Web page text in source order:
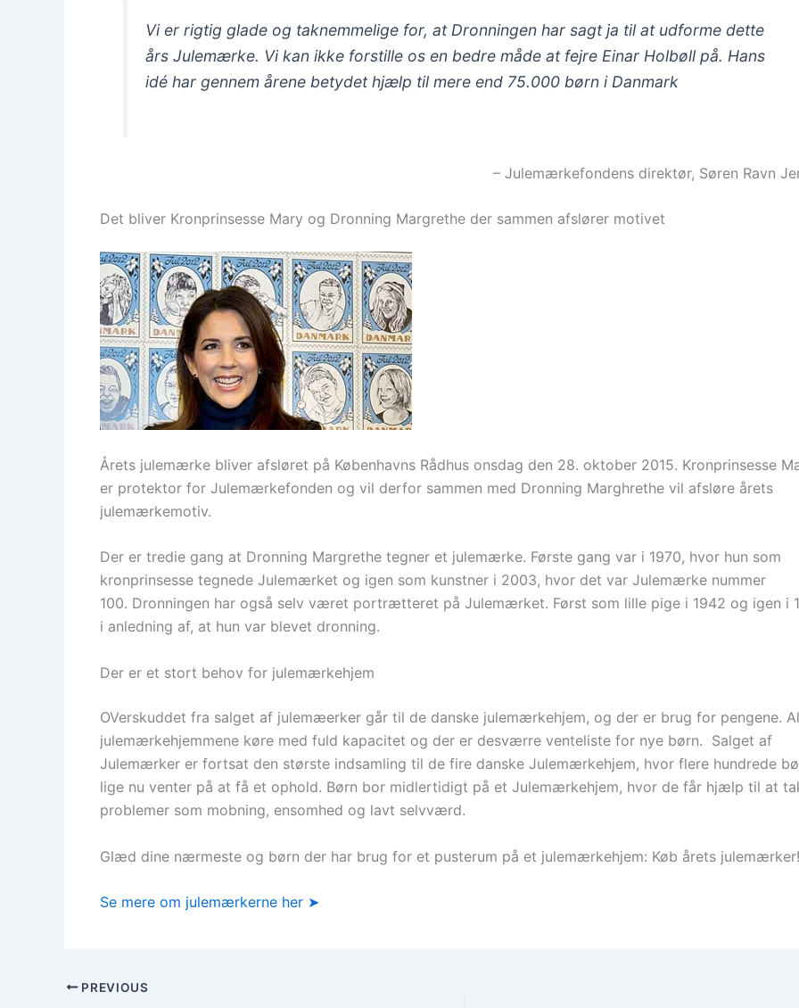
Vi er rigtig glade og taknemmelige for, at Dronningen har sagt ja til at udforme dette
års Julemærke. Vi kan ikke forstille os en bedre måde at fejre Einar Holbøll på. Hans
idé har gennem årene betydet hjælp til mere end 75.000 børn i Danmark
– Julemærkefondens direktør, Søren Ravn
Det bliver Kronprinsesse Mary og Dronning Margrethe der sammen afslører motivet
Årets julemærke bliver afsløret på Københavns Rådhus onsdag den 28. oktober 2015. Kronprinsesse
er protektor for Julemærkefonden og vil derfor sammen med Dronning Marghrethe vil afsløre årets
julemærkemotiv.
Der er tredie gang at Dronning Margrethe tegner et julemærke. Første gang var i 1970, hvor hun som
kronprinsesse tegnede Julemærket og igen som kunstner i 2003, hvor det var Julemærke nummer
100. Dronningen har også selv været portrætteret på Julemærket. Først som lille pige i 1942 og igen i
i anledning af, at hun var blevet dronning.
Der er et stort behov for julemærkehjem
OVerskuddet fra salget af julemæerker går til de danske julemærkehjem, og der er brug for pengene.
julemærkehjemmene køre med fuld kapacitet og der er desværre venteliste for nye børn. Salget af
Julemærker er fortsat den største indsamling til de fire danske Julemærkehjem, hvor flere hundrede
lige nu venter på at få et ophold. Børn bor midlertidigt på et Julemærkehjem, hvor de får hjælp til at
problemer som mobning, ensomhed og lavt selvværd.
Glæd dine nærmeste og børn der har brug for et pusterum på et julemærkehjem: Køb årets julemærker!
Se mere om julemærkerne her ➤
PREVIOUS